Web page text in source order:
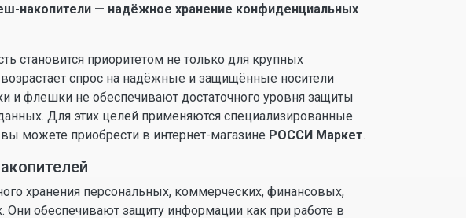
накопители — надёжное хранение конфиденциальных
становится приоритетом не только для крупных
спрос на надёжные и защищённые носители
флешки не обеспечивают достаточного уровня защиты
Для этих целей применяются специализированные
можете приобрести в интернет-магазине РОССИ Маркет.
хранения персональных, коммерческих, финансовых,
обеспечивают защиту информации как при работе в